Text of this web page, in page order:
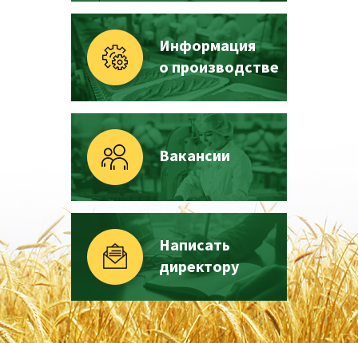
Информация
о производстве
Вакансии
Написать
директору